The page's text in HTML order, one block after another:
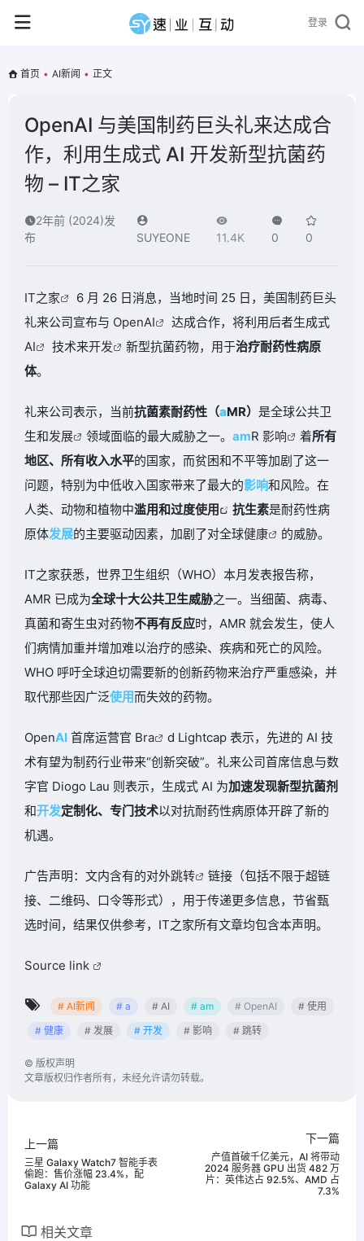
登录
首页 • AI新闻 • 正文
OpenAI 与美国制药巨头礼来达成合
作，利用生成式 AI 开发新型抗菌药
物 – IT之家
2年前 (2024)发
布
SUYEONE 11.4K 0 0
IT之家
6 月 26 日消息，当地时间 25 日，美国制药巨头
礼来公司宣布与 OpenAI
达成合作，将利用后者生成式
AI
技术来开发 新型抗菌药物，用于治疗耐药性病原
体。
礼来公司表示，当前抗菌素耐药性（aMR） 是全球公共卫
生和发展 领域面临的最大威胁之一。 amR 影响 着所有
地区、所有收入水平的国家，而贫困和不平等加剧了这一
问题，特别为中低收入国家带来了最大的影响和风险。在
人类、动物和植物中滥用和过度使用 抗生素是耐药性病
原体发展的主要驱动因素，加剧了对全球健康 的威胁。
IT之家获悉，世界卫生组织（WHO）本月发表报告称，
AMR 已成为全球十大公共卫生威胁之一。当细菌、病毒、
真菌和寄生虫对药物不再有反应时，AMR 就会发生，使人
们病情加重并增加难以治疗的感染、疾病和死亡的风险。
WHO 呼吁全球迫切需要新的创新药物来治疗严重感染，并
取代那些因广泛使用而失效的药物。
OpenAI 首席运营官 Bra
d Lightcap 表示，先进的 AI 技
术有望为制药行业带来“创新突破”。礼来公司首席信息与数
字官 Diogo Lau 则表示，生成式 AI 为加速发现新型抗菌剂
和开发定制化、专门技术以对抗耐药性病原体开辟了新的
机遇。
广告声明：文内含有的对外跳转
链接（包括不限于超链
接、二维码、口令等形式），用于传递更多信息，节省甄
选时间，结果仅供参考，IT之家所有文章均包含本声明。
Source link
# AI新闻 # a # AI # am # OpenAI
# 使用
# 健康
# 发展 # 开发 # 影响 # 跳转
© 版权声明
文章版权归作者所有，未经允许请勿转载。
上一篇
三星 Galaxy Watch7 智能手表
偷跑：售价涨幅 23.4%，配
Galaxy AI 功能
下一篇
产值首破千亿美元，AI 将带动
2024 服务器 GPU 出货 482 万
片：英伟达占 92.5%、AMD 占
7.3%
相关文章